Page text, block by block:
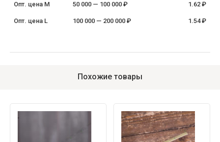
Опт. цена M 50 000 — 100 000 ₽ 1.62 ₽
Опт. цена L 100 000 — 200 000 ₽ 1.54 ₽
Похожие товары